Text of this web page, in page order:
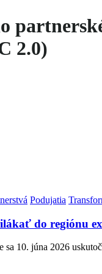
2.0)
Podujatia
do regiónu
sa 10. júna 2026